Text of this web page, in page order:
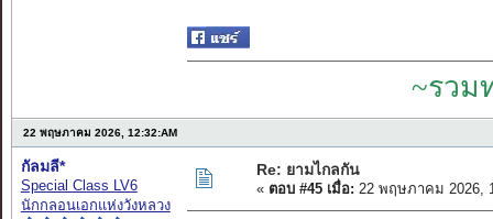
~รวม
22 พฤษภาคม 2026, 12:32:AM
กัลมลี*
Special Class LV6
นักกลอนเอกแห่งวังหลวง
Re: ยามไกลกัน
« ตอบ #45 เมื่อ: 22 พฤษภาคม 2026,